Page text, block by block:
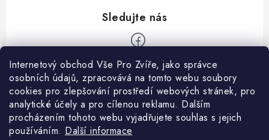
Internetový obchod Vše Pro Zvíře, jako správce
osobních údajů, zpracovává na tomto webu soubory
cookies pro zlepšování prostředí webových stránek, pro
analytické účely a pro cílenou reklamu. Dalším
procházením tohoto webu vyjadřujete souhlas s jejich
používáním. Další informace
Informace pro Vás
Ceník dopravy